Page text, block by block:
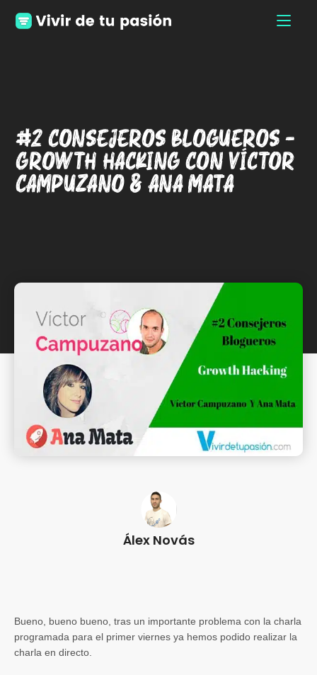
#2 Consejeros Blogueros –
Growth Hacking con Víctor
Campuzano & Ana Mata
Álex Novás
Bueno, bueno bueno, tras un importante problema con la charla
programada para el primer viernes ya hemos podido realizar la
charla en directo.